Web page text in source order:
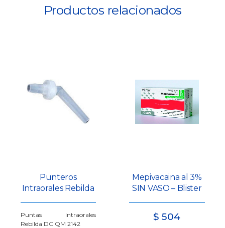
Productos relacionados
Punteros
Intraorales Rebilda
Puntas Intraorales
Rebilda DC QM 2142
Mepivacaina al 3%
SIN VASO – Blister
$504